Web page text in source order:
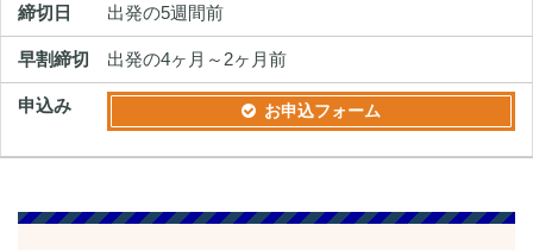
出発の5週間前
出発の4ヶ月～2ヶ月前
お申込フォーム